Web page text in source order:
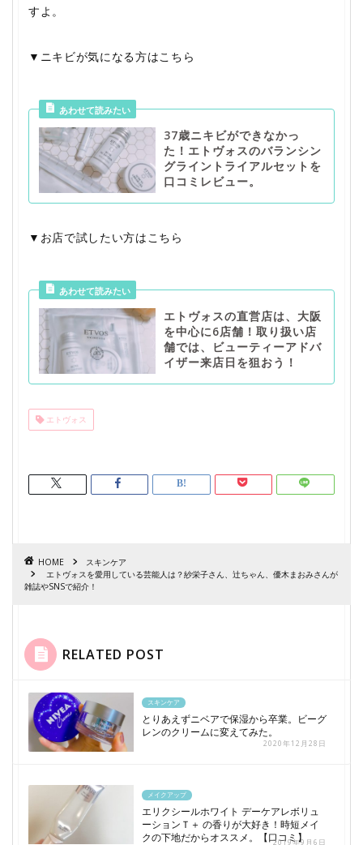
すよ。
▼ニキビが気になる方はこちら
37歳ニキビができなかっ
た！エトヴォスのバランシン
グライントライアルセットを
口コミレビュー。
▼お店で試したい方はこちら
エトヴォスの直営店は、大阪
を中心に6店舗！取り扱い店
舗では、ビューティーアドバ
イザー来店日を狙おう！
エトヴォス
HOME
スキンケア
エトヴォスを愛用している芸能人は？紗栄子さん、辻ちゃん、優木まおみさんが
雑誌やSNSで紹介！
RELATED POST
スキンケア
とりあえずニベアで保湿から卒業。ビーグ
レンのクリームに変えてみた。
2020年12月28日
メイクアップ
エリクシールホワイト デーケアレボリュ
ーションＴ＋ の香りが大好き！時短メイ
クの下地だからオススメ。【口コミ】
2019年9月6日